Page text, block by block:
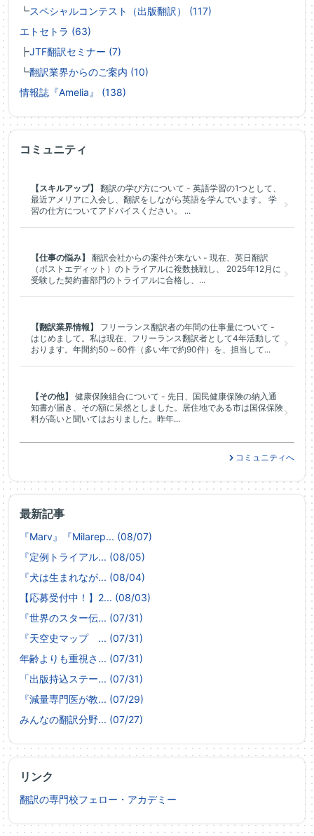
┗スペシャルコンテスト（出版翻訳） (117)
エトセトラ (63)
┣JTF翻訳セミナー (7)
┗翻訳業界からのご案内 (10)
情報誌『Amelia』 (138)
最新記事
『Marv』『Milarep... (08/07)
『定例トライアル... (08/05)
『犬は生まれなが... (08/04)
【応募受付中！】2... (08/03)
『世界のスター伝... (07/31)
『天空史マップ ... (07/31)
年齢よりも重視さ... (07/31)
「出版持込ステー... (07/31)
『減量専門医が教... (07/29)
みんなの翻訳分野... (07/27)
リンク
翻訳の専門校フェロー・アカデミー
コミュニティ
【スキルアップ】
翻訳の学び方について - 英語学習の1つとして、
最近アメリアに入会し、翻訳をしながら英語を学んでいます。 学
習の仕方についてアドバイスください。 ...
【仕事の悩み】
翻訳会社からの案件が来ない - 現在、英日翻訳
（ポストエディット）のトライアルに複数挑戦し、 2025年12月に
受験した契約書部門のトライアルに合格し、...
【翻訳業界情報】
フリーランス翻訳者の年間の仕事量について -
はじめまして。私は現在、フリーランス翻訳者として4年活動して
おります。年間約50～60件（多い年で約90件）を、担当して...
【その他】
健康保険組合について - 先日、国民健康保険の納入通
知書が届き、その額に呆然としました。居住地である市は国保保険
料が高いと聞いてはおりました。昨年...
コミュニティへ